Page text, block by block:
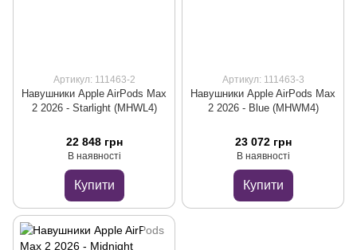
Артикул: 111463-2
Навушники Apple AirPods Max
2 2026 - Starlight (MHWL4)
22 848 грн
В наявності
Купити
Артикул: 111463-3
Навушники Apple AirPods Max
2 2026 - Blue (MHWM4)
23 072 грн
В наявності
Купити